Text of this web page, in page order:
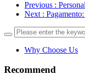
Previous :
Next :
Why Choose Us
Recommend